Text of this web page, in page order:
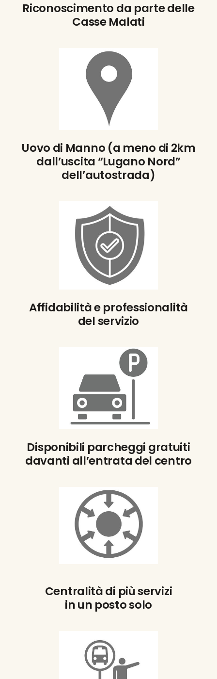
Riconoscimento da parte delle
Casse Malati
Uovo di Manno (a meno di 2km
dall’uscita “Lugano Nord”
dell’autostrada)
Affidabilità e professionalità
del servizio
Disponibili parcheggi gratuiti
davanti all’entrata del centro
Centralità di più servizi
in un posto solo